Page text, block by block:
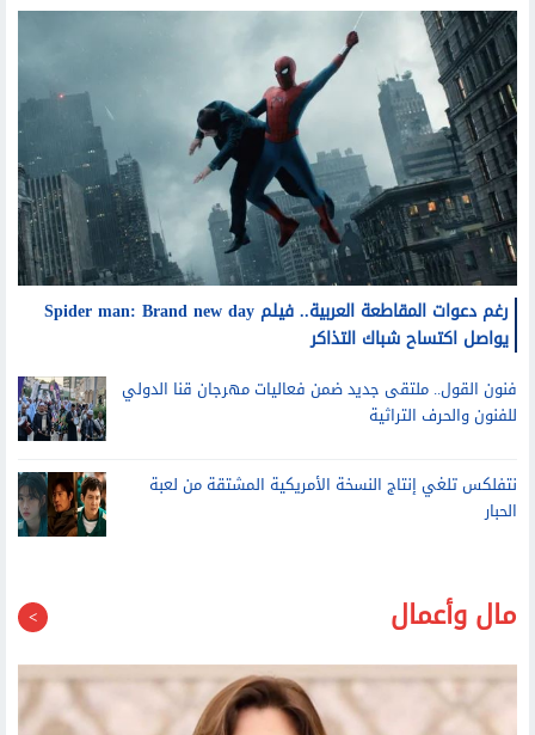
رغم دعوات المقاطعة العربية.. فيلم Spider man: Brand new day
يواصل اكتساح شباك التذاكر
فنون القول.. ملتقى جديد ضمن فعاليات مهرجان قنا الدولي
للفنون والحرف التراثية
نتفلكس تلغي إنتاج النسخة الأمريكية المشتقة من لعبة
الحبار
مال وأعمال